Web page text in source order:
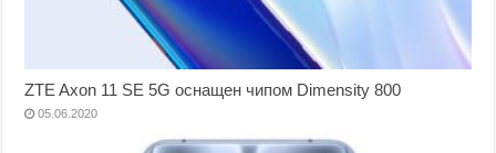
ZTE Axon 11 SE 5G оснащен чипом Dimensity 800
05.06.2020